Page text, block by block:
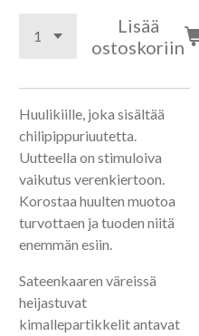
Lisää
ostoskoriin
Huulikiille, joka sisältää
chilipippuriuutetta.
Uutteella on stimuloiva
vaikutus verenkiertoon.
Korostaa huulten muotoa
turvottaen ja tuoden niitä
enemmän esiin.
Sateenkaaren väreissä
heijastuvat
kimallepartikkelit antavat